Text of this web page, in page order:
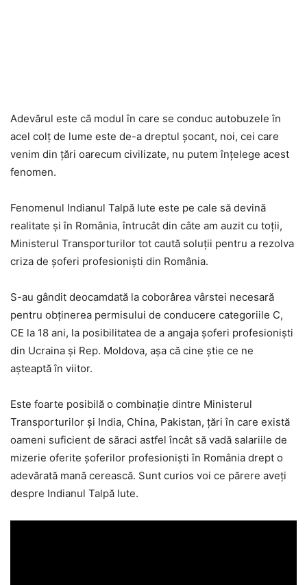
Adevărul este că modul în care se conduc autobuzele în
acel colț de lume este de-a dreptul șocant, noi, cei care
venim din țări oarecum civilizate, nu putem înțelege acest
fenomen.
Fenomenul Indianul Talpă Iute este pe cale să devină
realitate și în România, întrucât din câte am auzit cu toții,
Ministerul Transporturilor tot caută soluții pentru a rezolva
criza de șoferi profesioniști din România.
S-au gândit deocamdată la coborârea vârstei necesară
pentru obținerea permisului de conducere categoriile C,
CE la 18 ani, la posibilitatea de a angaja șoferi profesioniști
din Ucraina și Rep. Moldova, așa că cine știe ce ne
așteaptă în viitor.
Este foarte posibilă o combinație dintre Ministerul
Transporturilor și India, China, Pakistan, țări în care există
oameni suficient de săraci astfel încât să vadă salariile de
mizerie oferite șoferilor profesioniști în România drept o
adevărată mană cerească. Sunt curios voi ce părere aveți
despre Indianul Talpă Iute.